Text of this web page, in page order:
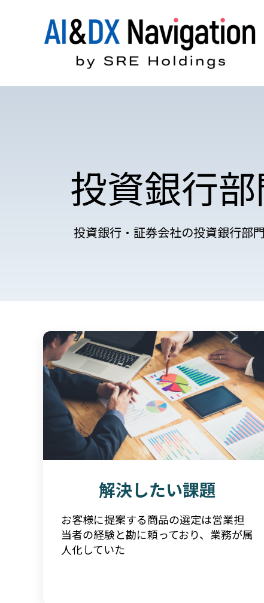
投資銀行
投資銀行・証券会社の投資銀行部
解決したい課題
お客様に提案する商品の選定は営業担
当者の経験と勘に頼っており、業務が属
人化していた